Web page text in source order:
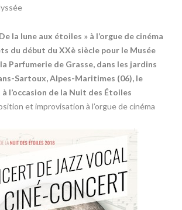
la lune aux étoiles » à l’orgue de cinéma
du début du XXè siècle pour le Musée
Parfumerie de Grasse, dans les jardins
Sartoux, Alpes-Maritimes (06), le
l’occasion de la Nuit des Étoiles
et improvisation à l’orgue de cinéma